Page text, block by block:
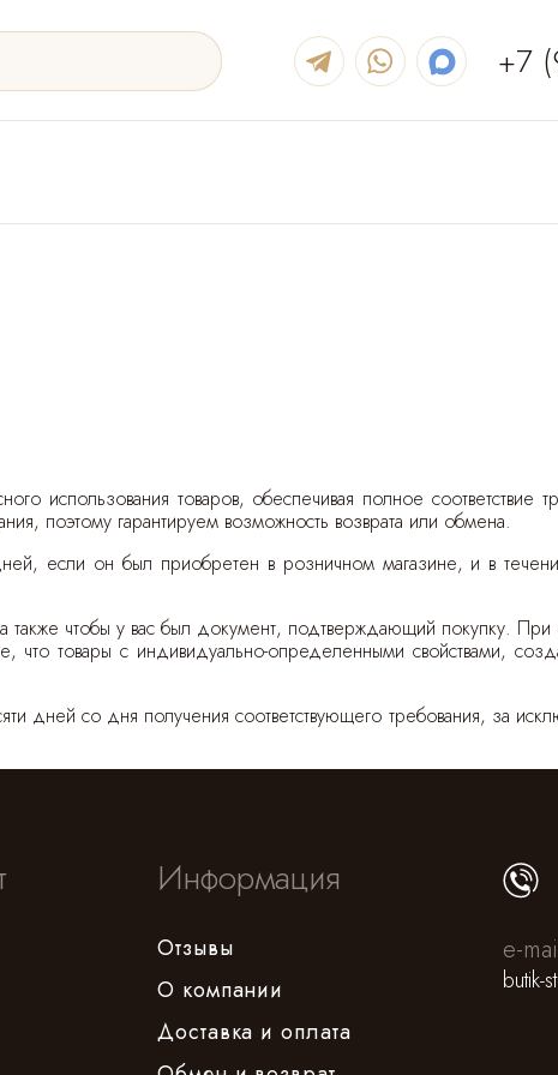
+7
использования товаров, обеспечивая полное соответствие
поэтому гарантируем возможность возврата или обмена.
если он был приобретен в розничном магазине, и в
чтобы у вас был документ, подтверждающий покупку. При
товары с индивидуально-определенными свойствами,
дней со дня получения соответствующего требования, за
Информация
Отзывы
О компании
Доставка и оплата
e-
butik-